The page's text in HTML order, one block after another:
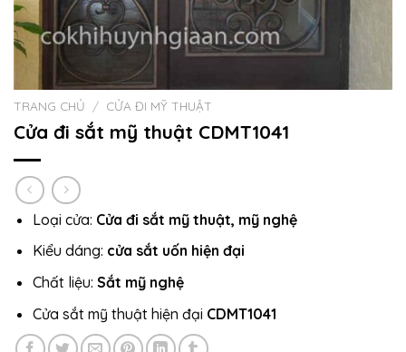
TRANG CHỦ / CỬA ĐI MỸ THUẬT
Cửa đi sắt mỹ thuật CDMT1041
Loại cửa: Cửa đi sắt mỹ thuật, mỹ nghệ
Kiểu dáng: cửa sắt uốn hiện đại
Chất liệu: Sắt mỹ nghệ
Cửa sắt mỹ thuật hiện đại CDMT1041